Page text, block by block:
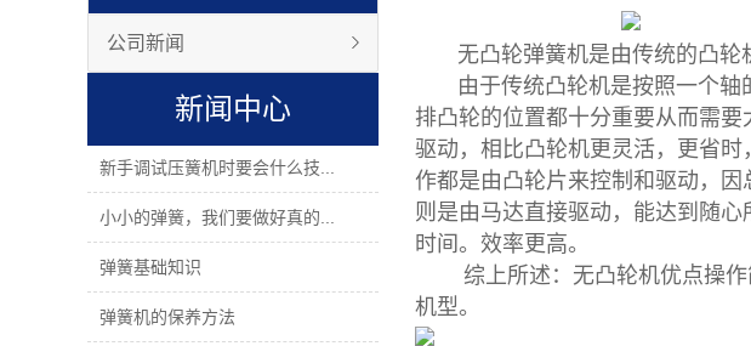
公司新闻
新闻中心
新手调试压簧机时要会什么技...
小小的弹簧，我们要做好真的...
弹簧基础知识
弹簧机的保养方法
无
无凸轮弹簧机是由传统的凸轮
由于传统凸轮机是按照一个轴的
排凸轮的位置都十分重要从而需
驱动，相比凸轮机更灵活，更省
作都是由凸轮片来控制和驱动，
则是由马达直接驱动，能达到随
时间。效率更高。
综上所述：无凸轮机优点操作
机型。